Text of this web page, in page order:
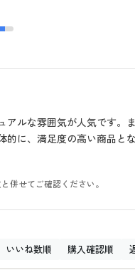
ルな雰囲気が人気です。
に、満足度の高い商品とな
併せてご確認ください。
いいね数順 購入確認順